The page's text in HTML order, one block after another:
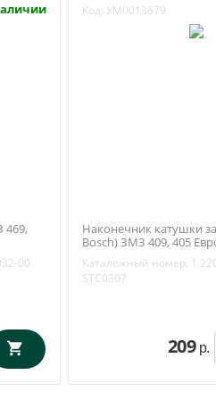
469,
00
Код: УМ0013679
Наконечник катушки
Bosch) ЗМЗ 409, 405
STC0307
Каталожный номер: 1
STC0307
209 р.